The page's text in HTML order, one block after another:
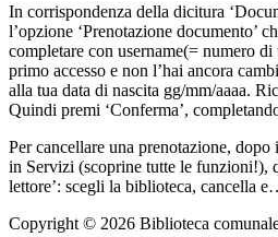
In corrispondenza della dicitura
l’opzione ‘Prenotazione documento’
completare con username(= numero di
primo accesso e non l’hai ancora
alla tua data di nascita gg/mm/aaaa.
Quindi premi ‘Conferma’,
Per cancellare una prenotazione,
in Servizi (scoprine tutte le funzioni!),
lettore’: scegli la biblioteca, cancella
Copyright © 2026 Biblioteca